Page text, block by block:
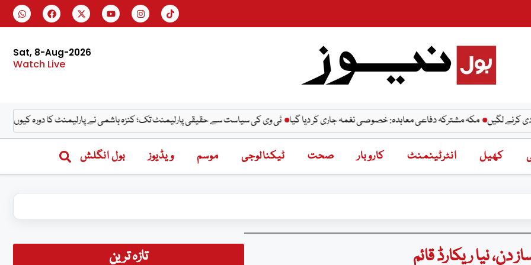
Sat, 8-Aug-2026
Watch Live
مکہ مشترکہ دفاعی معاہدہ: خصوصی نغمہ جاری کر دیا گیا ٹی وی کی سیاست سے حقیقی پارلیمنٹ تک؛ کنزہ ہاشمی نے پارلیمنٹ کا دورہ کیوں کیا؟ ورزش
کھیل انٹرٹینمنٹ کاروبار صحت ٹیکنالوجی موسم ویڈیوز بول انگلش
تازہ ترین نیا ریکارڈ قائم